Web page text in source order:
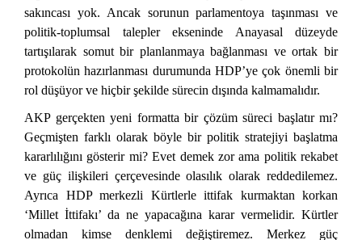
sakıncası yok. Ancak sorunun parlamentoya taşınması ve
politik-toplumsal talepler ekseninde Anayasal düzeyde
tartışılarak somut bir planlanmaya bağlanması ve ortak bir
protokolün hazırlanması durumunda HDP’ye çok önemli bir
rol düşüyor ve hiçbir şekilde sürecin dışında kalmamalıdır.
AKP gerçekten yeni formatta bir çözüm süreci başlatır mı?
Geçmişten farklı olarak böyle bir politik stratejiyi başlatma
kararlılığını gösterir mi? Evet demek zor ama politik rekabet
ve güç ilişkileri çerçevesinde olasılık olarak reddedilemez.
Ayrıca HDP merkezli Kürtlerle ittifak kurmaktan korkan
‘Millet İttifakı’ da ne yapacağına karar vermelidir. Kürtler
olmadan kimse denklemi değiştiremez. Merkez güç